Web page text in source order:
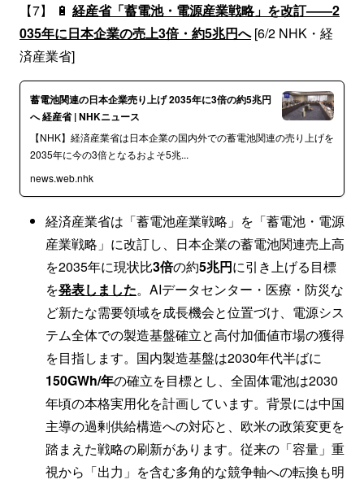
【7】 🔋 経産省「蓄電池・電源産業戦略」を改訂——2
035年に日本企業の売上3倍・約5兆円へ[6/2 NHK・経
済産業省]
蓄電池関連の日本企業売り上げ 2035年に3倍の約5兆円
へ 経産省 | NHKニュース
【NHK】経済産業省は日本企業の国内外での蓄電池関連の売り上げを
2035年に今の3倍となるおよそ5兆...
news.web.nhk
経済産業省は「蓄電池産業戦略」を「蓄電池・電源
産業戦略」に改訂し、日本企業の蓄電池関連売上高
を2035年に現状比3倍の約5兆円に引き上げる目標
を発表しました。AIデータセンター・医療・防災な
ど新たな需要領域を成長機会と位置づけ、電源シス
テム全体での製造基盤確立と高付加価値市場の獲得
を目指します。国内製造基盤は2030年代半ばに
150GWh/年の確立を目標とし、全固体電池は2030
年頃の本格実用化を計画しています。背景には中国
主導の過剰供給構造への対応と、欧米の政策変更を
踏まえた戦略の刷新があります。従来の「容量」重
視から「出力」を含む多角的な競争軸への転換も明